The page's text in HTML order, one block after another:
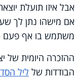
אבל איזו תועלת
אם מישהו נתן לך
משתמש בו אף פעם
ההזכרה היומית של
הבודדות של ליל